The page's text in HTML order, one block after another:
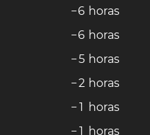
−6 horas
−6 horas
−5 horas
−2 horas
− 1 horas
− 1 horas